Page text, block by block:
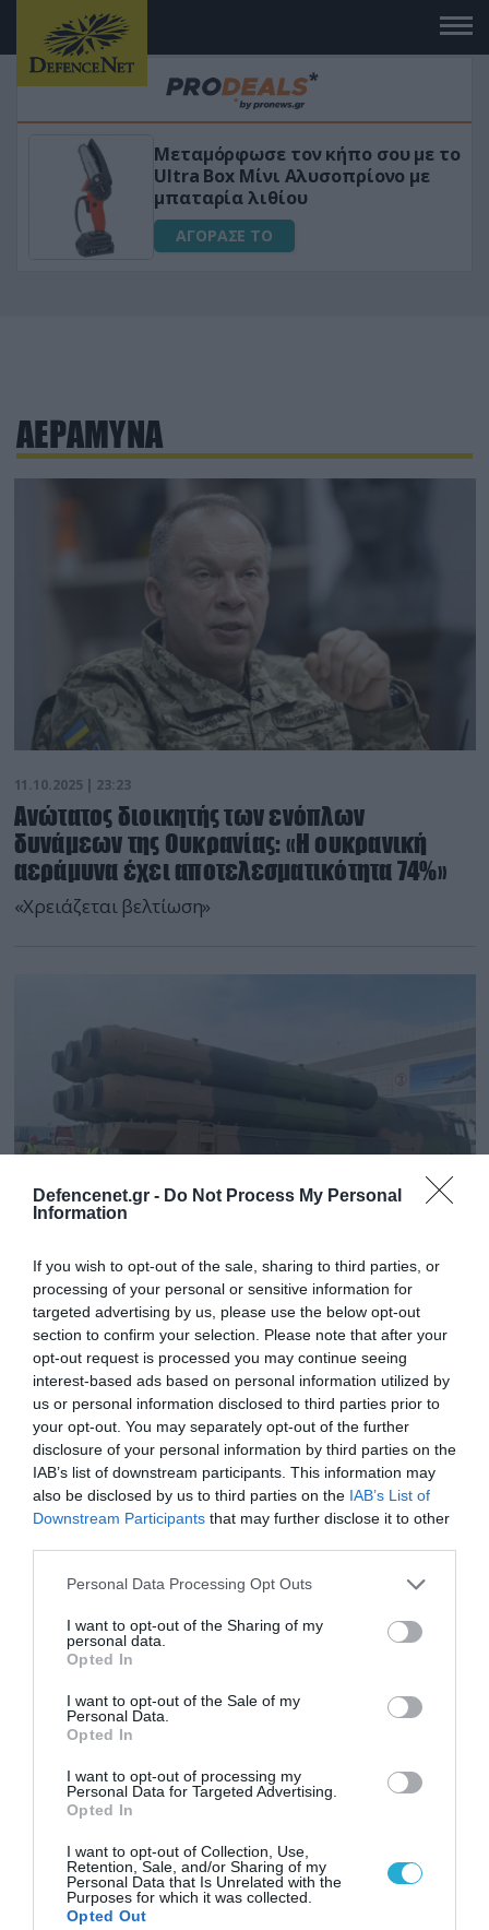
Defencenet.gr - Do Not Process My Personal
Information
If you wish to opt-out of the sale, sharing to third parties, or
processing of your personal or sensitive information for
targeted advertising by us, please use the below opt-out
section to confirm your selection. Please note that after your
opt-out request is processed you may continue seeing
interest-based ads based on personal information utilized by
us or personal information disclosed to third parties prior to
your opt-out. You may separately opt-out of the further
disclosure of your personal information by third parties on the
IAB’s list of downstream participants. This information may
also be disclosed by us to third parties on the IAB’s List of
Downstream Participants that may further disclose it to other
Please note that this website/app uses one or more Google
not limited to your visit or usage behaviour. You may click to
grant or deny consent to Google and its third-party tags to
use your data for below specified purposes in below Google
consent section.
Personal Data Processing Opt Outs
I want to opt-out of the Sharing of my
personal data.
Opted In
I want to opt-out of the Sale of my
Personal Data.
Opted In
I want to opt-out of processing my
Personal Data for Targeted Advertising.
Opted In
I want to opt-out of Collection, Use,
Retention, Sale, and/or Sharing of my
Personal Data that Is Unrelated with the
Purposes for which it was collected.
Opted Out
Μεταμόρφωσε τον κήπο σου με το
Ultra Box Μίνι Αλυσοπρίονο με
μπαταρία λιθίου
ΑΓΟΡΑΣΕ ΤΟ
ΑΕΡΑΜΥΝΑ
11.10.2025 | 23:23
Ανώτατος διοικητής των ενόπλων
δυνάμεων της Ουκρανίας: «Η ουκρανική
αεράμυνα έχει αποτελεσματικότητα 74%»
«Χρειάζεται βελτίωση»
08.06.2025 | 13:39
Νέα γενιάς κινεζικά συστήματα αεράμυνας
προμηθεύεται το Πακιστάν
Θα γίνει προμήθεια του HQ-19
11.02.2024 | 09:53
Ο.Σολτς σε Τ.Μπάιντεν: «Χωρίς τα δικά σας 60
δισ.δολάρια το Κίεβο δεν θα αντέξει» –
Από τον Μάρτιο η ρωσική αεροπορία θα έχει
«ελεύθερους ουρανούς»